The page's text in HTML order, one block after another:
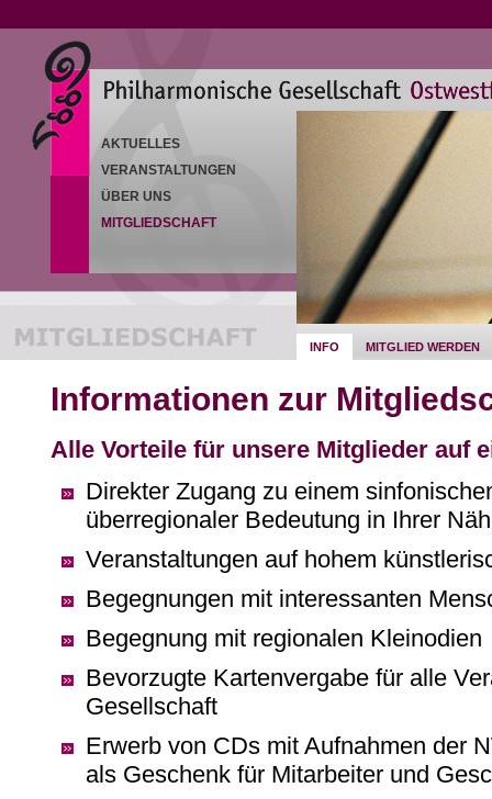
AKTUELLES
VERANSTALTUNGEN
ÜBER UNS
MITGLIEDSCHAFT
INFO MITGLIED WERDEN
Informationen zur
Alle Vorteile für unsere Mitglieder auf
Direkter Zugang zu einem
überregionaler Bedeutung in Ihrer
Veranstaltungen auf hohem
Begegnungen mit interessanten
Begegnung mit regionalen Kleinodien
Bevorzugte Kartenvergabe für alle
Gesellschaft
Erwerb von CDs mit Aufnahmen der
als Geschenk für Mitarbeiter und